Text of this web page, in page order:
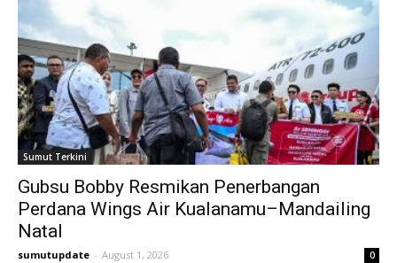
Sumut Terkini
Gubsu Bobby Resmikan Penerbangan
Perdana Wings Air Kualanamu–Mandailing
Natal
sumutupdate - August 1, 2026 0